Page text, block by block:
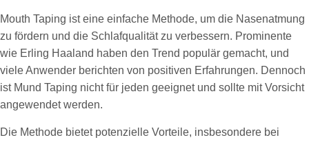
Mouth Taping ist eine einfache Methode, um die Nasenatmung
zu fördern und die Schlafqualität zu verbessern. Prominente
wie Erling Haaland haben den Trend populär gemacht, und
viele Anwender berichten von positiven Erfahrungen. Dennoch
ist Mund Taping nicht für jeden geeignet und sollte mit Vorsicht
angewendet werden.
Die Methode bietet potenzielle Vorteile, insbesondere bei